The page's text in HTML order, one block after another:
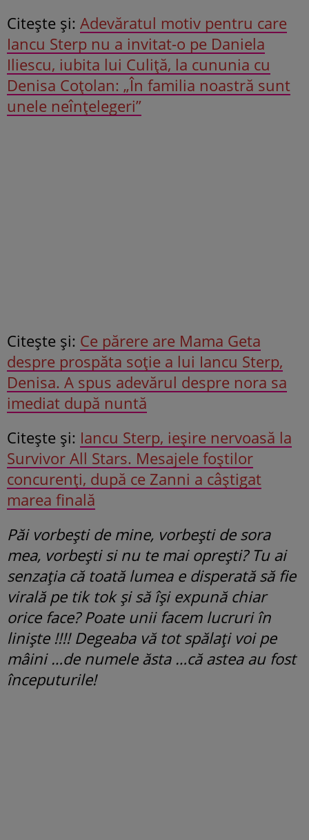
Citeşte şi: Adevăratul motiv pentru care
Iancu Sterp nu a invitat-o pe Daniela
Iliescu, iubita lui Culiță, la cununia cu
Denisa Coțolan: „În familia noastră sunt
unele neînțelegeri”
Citeşte şi: Ce părere are Mama Geta
despre prospăta soție a lui Iancu Sterp,
Denisa. A spus adevărul despre nora sa
imediat după nuntă
Citeşte şi: Iancu Sterp, ieșire nervoasă la
Survivor All Stars. Mesajele foștilor
concurenți, după ce Zanni a câștigat
marea finală
Păi vorbești de mine, vorbești de sora
mea, vorbești si nu te mai oprești? Tu ai
senzația că toată lumea e disperată să fie
virală pe tik tok și să își expună chiar
orice face? Poate unii facem lucruri în
liniște !!!! Degeaba vă tot spălați voi pe
mâini …de numele ăsta …că astea au fost
începuturile!